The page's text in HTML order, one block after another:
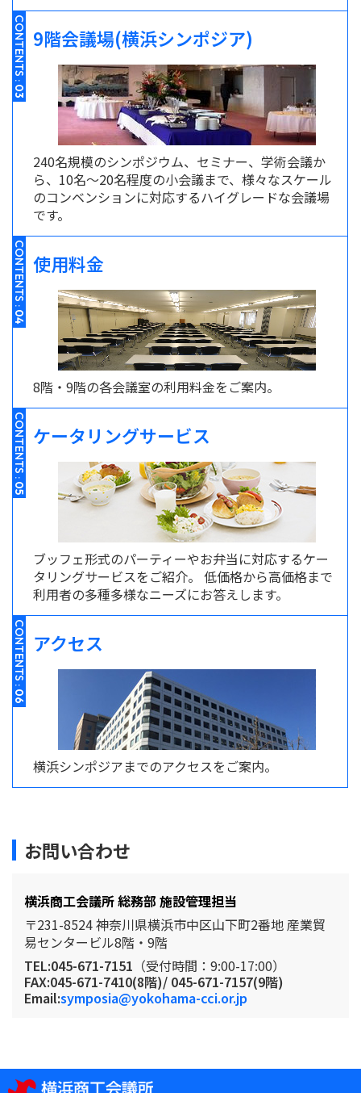
CONTENTS :
03
9階会議場(横浜シンポジア)
240名規模のシンポジウム、セミナー、学術会議か
ら、10名～20名程度の小会議まで、様々なスケール
のコンベンションに対応するハイグレードな会議場
です。
CONTENTS :
04
使用料金
8階・9階の各会議室の利用料金をご案内。
CONTENTS :
05
ケータリングサービス
ブッフェ形式のパーティーやお弁当に対応するケー
タリングサービスをご紹介。 低価格から高価格まで
利用者の多種多様なニーズにお答えします。
CONTENTS :
06
アクセス
横浜シンポジアまでのアクセスをご案内。
お問い合わせ
横浜商工会議所 総務部 施設管理担当
〒231-8524 神奈川県横浜市中区山下町2番地 産業貿
易センタービル8階・9階
TEL:045-671-7151 （受付時間：9:00-17:00）
FAX:045-671-7410(8階)/ 045-671-7157(9階)
Email:symposia@yokohama-cci.or.jp